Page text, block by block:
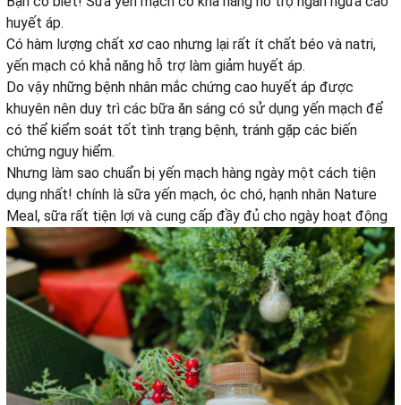
huyết áp.
Có hàm lượng chất xơ cao nhưng lại rất ít chất béo và natri,
yến mạch có khả năng hỗ trợ làm giảm huyết áp.
Do vậy những bệnh nhân mắc chứng cao huyết áp được
khuyên nên duy trì các bữa ăn sáng có sử dụng yến mạch để
có thể kiểm soát tốt tình trạng bệnh, tránh gặp các biến
chứng nguy hiểm.
Nhưng làm sao chuẩn bị yến mạch hàng ngày một cách tiện
dụng nhất! chính là sữa yến mạch, óc chó, hạnh nhân Nature
Meal, sữa rất tiện lợi và cung cấp đầy đủ cho ngày hoạt động